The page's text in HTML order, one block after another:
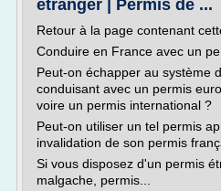
étranger | Permis de ...
Retour à la page contenant
Conduire en France avec un
Peut-on échapper au système
conduisant avec un permis
voire un permis international ?
Peut-on utiliser un tel permis
invalidation de son permis
Si vous disposez d'un permis
malgache, permis...